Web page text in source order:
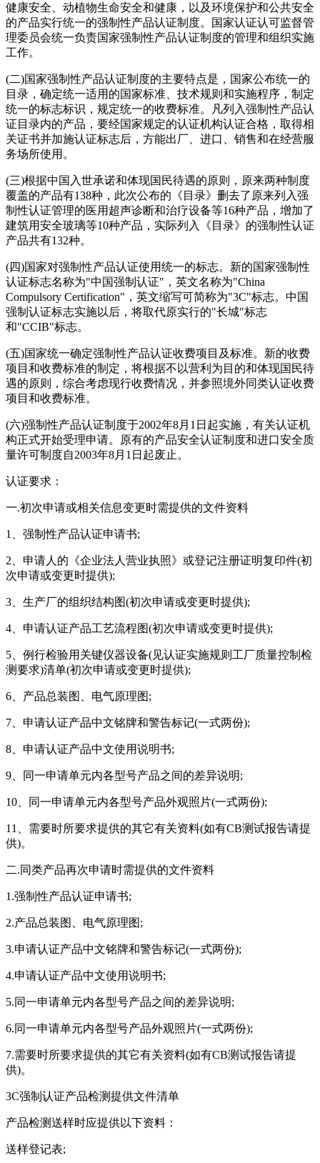
健康安全、动植物生命安全和健康，以及环境保护和公共安全
的产品实行统一的强制性产品认证制度。国家认证认可监督管
理委员会统一负责国家强制性产品认证制度的管理和组织实施
工作。
(二)国家强制性产品认证制度的主要特点是，国家公布统一的
目录，确定统一适用的国家标准、技术规则和实施程序，制定
统一的标志标识，规定统一的收费标准。凡列入强制性产品认
证目录内的产品，要经国家规定的认证机构认证合格，取得相
关证书并加施认证标志后，方能出厂、进口、销售和在经营服
务场所使用。
(三)根据中国入世承诺和体现国民待遇的原则，原来两种制度
覆盖的产品有138种，此次公布的《目录》删去了原来列入强
制性认证管理的医用超声诊断和治疗设备等16种产品，增加了
建筑用安全玻璃等10种产品，实际列入《目录》的强制性认证
产品共有132种。
(四)国家对强制性产品认证使用统一的标志。新的国家强制性
认证标志名称为"中国强制认证"，英文名称为"China
Compulsory Certification"，英文缩写可简称为"3C"标志。中国
强制认证标志实施以后，将取代原实行的"长城"标志
和"CCIB"标志。
(五)国家统一确定强制性产品认证收费项目及标准。新的收费
项目和收费标准的制定，将根据不以营利为目的和体现国民待
遇的原则，综合考虑现行收费情况，并参照境外同类认证收费
项目和收费标准。
(六)强制性产品认证制度于2002年8月1日起实施，有关认证机
构正式开始受理申请。原有的产品安全认证制度和进口安全质
量许可制度自2003年8月1日起废止。
认证要求：
一.初次申请或相关信息变更时需提供的文件资料
1、强制性产品认证申请书;
2、申请人的《企业法人营业执照》或登记注册证明复印件(初
次申请或变更时提供);
3、生产厂的组织结构图(初次申请或变更时提供);
4、申请认证产品工艺流程图(初次申请或变更时提供);
5、例行检验用关键仪器设备(见认证实施规则工厂质量控制检
测要求)清单(初次申请或变更时提供);
6、产品总装图、电气原理图;
7、申请认证产品中文铭牌和警告标记(一式两份);
8、申请认证产品中文使用说明书;
9、同一申请单元内各型号产品之间的差异说明;
10、同一申请单元内各型号产品外观照片(一式两份);
11、需要时所要求提供的其它有关资料(如有CB测试报告请提
供)。
二.同类产品再次申请时需提供的文件资料
1.强制性产品认证申请书;
2.产品总装图、电气原理图;
3.申请认证产品中文铭牌和警告标记(一式两份);
4.申请认证产品中文使用说明书;
5.同一申请单元内各型号产品之间的差异说明;
6.同一申请单元内各型号产品外观照片(一式两份);
7.需要时所要求提供的其它有关资料(如有CB测试报告请提
供)。
3C强制认证产品检测提供文件清单
产品检测送样时应提供以下资料：
送样登记表;